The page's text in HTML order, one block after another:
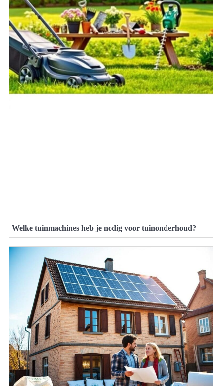
Welke tuinmachines heb je nodig voor tuinonderhoud?